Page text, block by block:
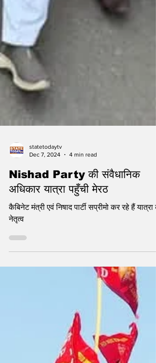
Dec 7, 2024
4 min read
Nishad Party की संवैधानिक
अधिकार यात्रा पहुँची मेरठ
कैबिनेट मंत्री एवं निषाद पार्टी सप्रीमो कर रहे हैं यात्रा
नेतृत्व